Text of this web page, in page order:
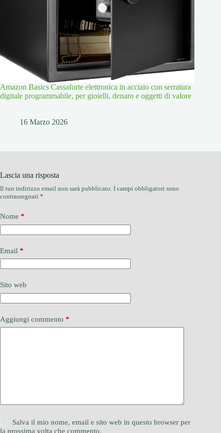
Amazon Basics Cassaforte elettronica in acciaio con serratura
digitale programmabile, per gioielli, denaro e oggetti di valore
16 Marzo 2026
Lascia una risposta
Il tuo indirizzo email non sarà pubblicato. I campi obbligatori sono
contrassegnati *
Nome *
Email *
Sito web
Aggiungi commento *
Salva il mio nome, email e sito web in questo browser per
la prossima volta che commento.